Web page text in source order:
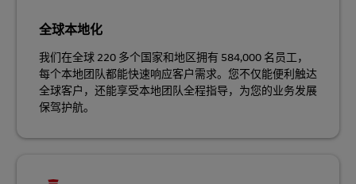
全球本地化
我们在全球 220 多个国家和地区拥有 584,000 名员工，
每个本地团队都能快速响应客户需求。您不仅能便利触达
全球客户，还能享受本地团队全程指导，为您的业务发展
保驾护航。